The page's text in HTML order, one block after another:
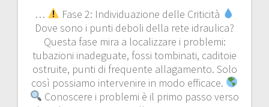
…
Fase 2: Individuazione delle Criticità
Dove sono i punti deboli della rete idraulica?
Questa fase mira a localizzare i problemi:
tubazioni inadeguate, fossi tombinati, caditoie
ostruite, punti di frequente allagamento. Solo
così possiamo intervenire in modo efficace.
Conoscere i problemi è il primo passo verso